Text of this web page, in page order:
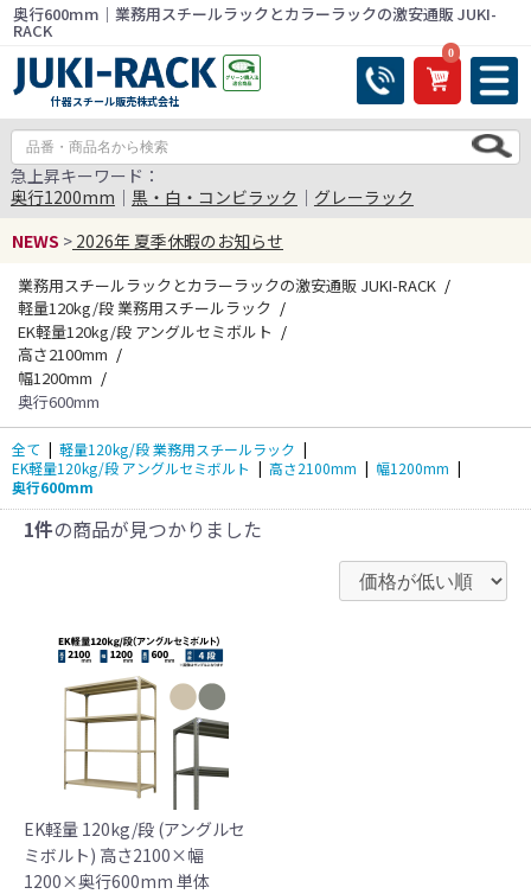
奥行600mm｜業務用スチールラックとカラーラックの激安通販 JUKI-
RACK
什器スチール販売株式会社
0
急上昇キーワード：
奥行1200mm ｜ 黒・白・コンビラック ｜ グレーラック
NEWS > 2026年 夏季休暇のお知らせ
業務用スチールラックとカラーラックの激安通販 JUKI-RACK
軽量120kg/段 業務用スチールラック
EK軽量120kg/段 アングルセミボルト
高さ2100mm
幅1200mm
奥行600mm
全て | 軽量120kg/段 業務用スチールラック |
EK軽量120kg/段 アングルセミボルト | 高さ2100mm | 幅1200mm |
奥行600mm
1件の商品が見つかりました
EK軽量 120kg/段 (アングルセ
ミボルト) 高さ2100×幅
1200×奥行600mm 単体